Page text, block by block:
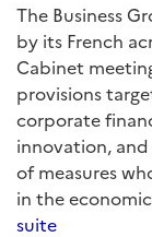
The Business
by its French
Cabinet
provisions
corporate
innovation,
of measures
in the
suite